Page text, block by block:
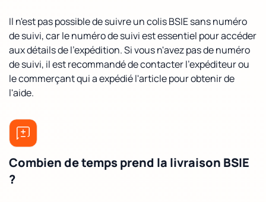
Il n'est pas possible de suivre un colis BSIE sans numéro
de suivi, car le numéro de suivi est essentiel pour accéder
aux détails de l'expédition. Si vous n'avez pas de numéro
de suivi, il est recommandé de contacter l'expéditeur ou
le commerçant qui a expédié l'article pour obtenir de
l'aide.
Combien de temps prend la livraison BSIE
?